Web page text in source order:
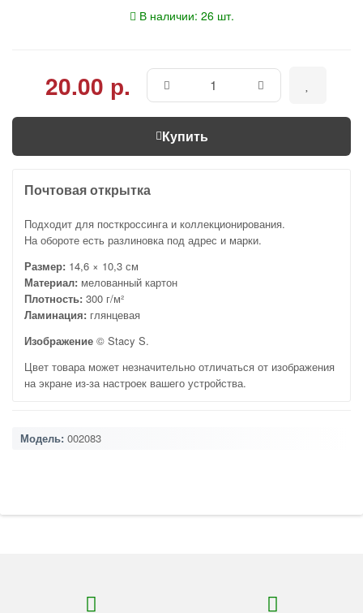
В наличии: 26 шт.
20.00 р.
Купить
Почтовая открытка
Подходит для посткроссинга и коллекционирования.
На обороте есть разлиновка под адрес и марки.
Размер: 14,6 × 10,3 см
Материал: мелованный картон
Плотность: 300 г/м²
Ламинация: глянцевая
Изображение © Stacy S.
Цвет товара может незначительно отличаться от изображения
на экране из-за настроек вашего устройства.
Модель: 002083